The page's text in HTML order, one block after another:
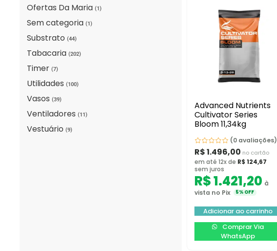
Ofertas Da Maria (1)
Sem categoria (1)
Substrato (44)
Tabacaria (202)
Timer (7)
Utilidades (100)
Vasos (39)
Ventiladores (11)
Vestuário (9)
Advanced Nutrients
Cultivator Series
Bloom 11,34kg
(0 avaliações)
R$1.496,00 no cartão
em até 12x de R$ 124,67
sem juros
R$1.421,20 à
vista no Pix
5% OFF
Adicionar ao carrinho
Comprar Via
WhatsApp